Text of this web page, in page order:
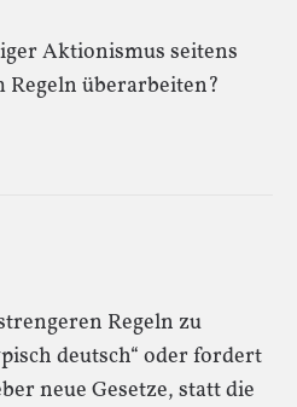
Aktionismus seitens
überarbeiten?
Regeln zu
deutsch“ oder fordert
neue Gesetze, statt die